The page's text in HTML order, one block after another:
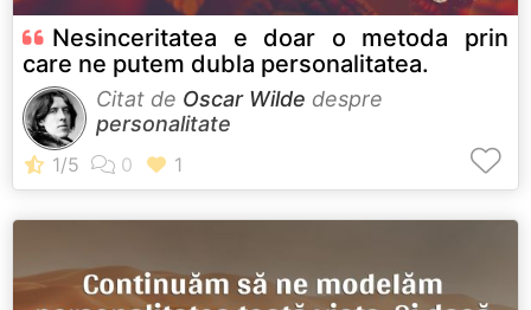
Nesinceritatea e doar o metoda prin
care ne putem dubla personalitatea.
Citat de Oscar Wilde despre
personalitate